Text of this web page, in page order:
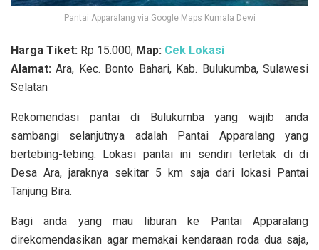
Pantai Apparalang via Google Maps Kumala Dewi
Harga Tiket: Rp 15.000; Map: Cek Lokasi
Alamat: Ara, Kec. Bonto Bahari, Kab. Bulukumba, Sulawesi
Selatan
Rekomendasi pantai di Bulukumba yang wajib anda
sambangi selanjutnya adalah Pantai Apparalang yang
bertebing-tebing. Lokasi pantai ini sendiri terletak di di
Desa Ara, jaraknya sekitar 5 km saja dari lokasi Pantai
Tanjung Bira.
Bagi anda yang mau liburan ke Pantai Apparalang
direkomendasikan agar memakai kendaraan roda dua saja,